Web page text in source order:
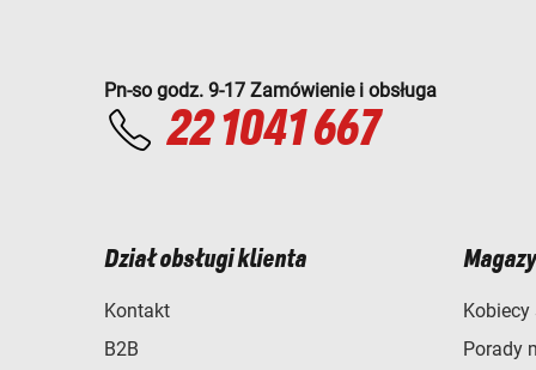
Pn-so godz. 9-17 Zamówienie i obsługa
22 1041 667
Dział obsługi klienta
Kontakt
B2B
Porady